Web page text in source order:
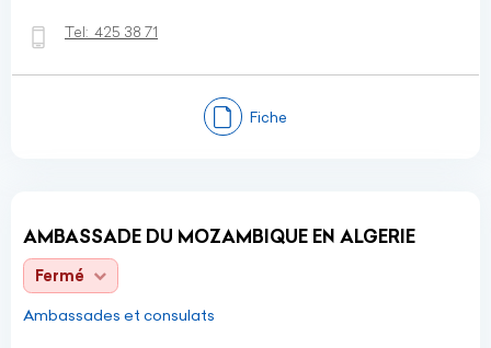
Tel: 425 38 71
Fiche
AMBASSADE DU MOZAMBIQUE EN ALGERIE
Fermé
Ambassades et consulats